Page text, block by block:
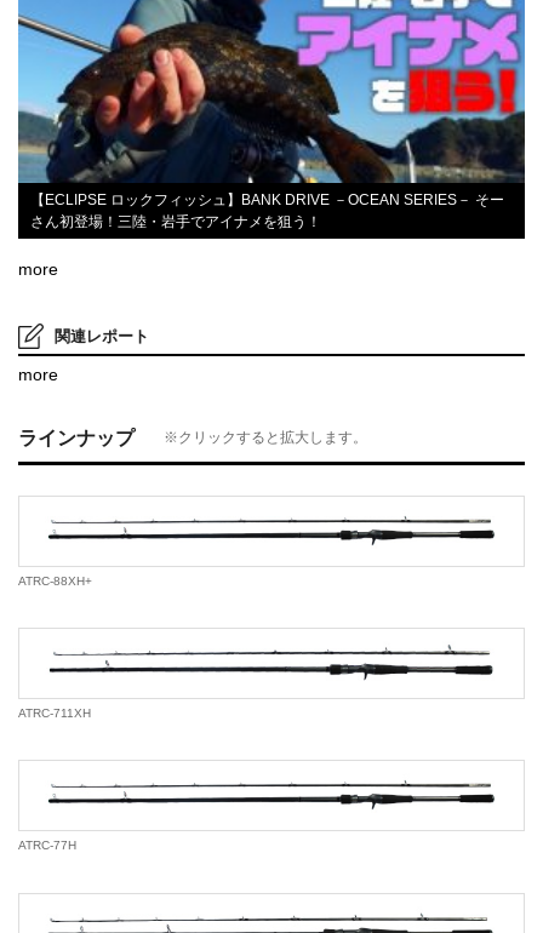
【ECLIPSE ロックフィッシュ】BANK DRIVE －OCEAN SERIES－ そー
さん初登場！三陸・岩手でアイナメを狙う！
more
関連レポート
more
ラインナップ ※クリックすると拡大します。
ATRC-88XH+
ATRC-711XH
ATRC-77H